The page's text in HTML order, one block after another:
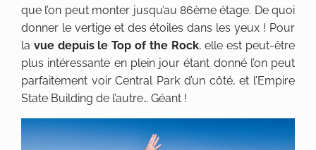
que l’on peut monter jusqu’au 86ème étage. De quoi
donner le vertige et des étoiles dans les yeux ! Pour
la vue depuis le Top of the Rock, elle est peut-être
plus intéressante en plein jour étant donné l’on peut
parfaitement voir Central Park d’un côté, et l’Empire
State Building de l’autre… Géant !